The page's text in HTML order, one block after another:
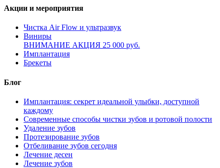
Акции и мероприятия
Чистка Air Flow и ультразвук
Виниры
ВНИМАНИЕ АКЦИЯ 25 000 руб.
Имплантация
Брекеты
Блог
Имплантация: секрет идеальной улыбки, доступной
каждому
Современные способы чистки зубов и ротовой полости
Удаление зубов
Протезирование зубов
Отбеливание зубов сегодня
Лечение десен
Лечение зубов